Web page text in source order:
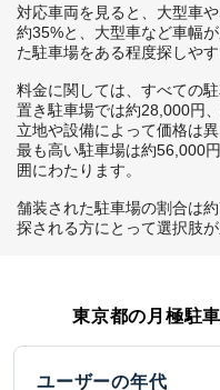
対応車両を見ると、大型車
約35%と、大型車など車幅
た駐車場をある程度探しや
料金に関しては、すべての
置き駐車場では約28,000円
立地や設備によって価格は
最も高い駐車場は約56,000
囲にわたります。
舗装された駐車場の割合は
探される方にとって選択肢が
東京都の月極駐
ユーザーの年代